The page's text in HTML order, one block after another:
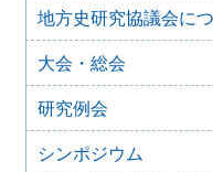
2018年10月20日
2017 徳島発展の歴史
2017年10月8日
2016 信越国境の歴史像-
2017年4月14日
2015 三河大会『三河―
地方史研究協議会に
大会・総会
研究例会
シンポジウム